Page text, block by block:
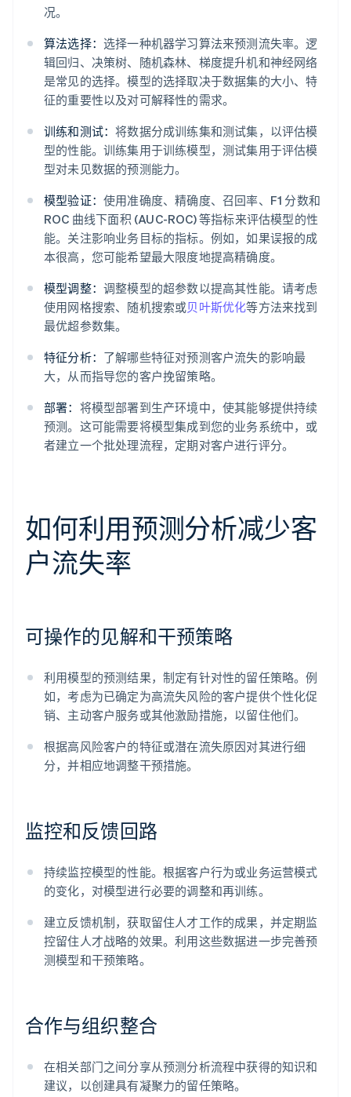
况。
算法选择： 选择一种机器学习算法来预测流失率。逻
辑回归、决策树、随机森林、梯度提升机和神经网络
是常见的选择。模型的选择取决于数据集的大小、特
征的重要性以及对可解释性的需求。
训练和测试：将数据分成训练集和测试集，以评估模
型的性能。训练集用于训练模型，测试集用于评估模
型对未见数据的预测能力。
模型验证： 使用准确度、精确度、召回率、F1 分数和
ROC 曲线下面积 (AUC-ROC) 等指标来评估模型的性
能。关注影响业务目标的指标。例如，如果误报的成
本很高，您可能希望最大限度地提高精确度。
模型调整： 调整模型的超参数以提高其性能。请考虑
使用网格搜索、随机搜索或贝叶斯优化等方法来找到
最优超参数集。
特征分析： 了解哪些特征对预测客户流失的影响最
大，从而指导您的客户挽留策略。
部署： 将模型部署到生产环境中，使其能够提供持续
预测。这可能需要将模型集成到您的业务系统中，或
者建立一个批处理流程，定期对客户进行评分。
如何利用预测分析减少客
户流失率
可操作的见解和干预策略
利用模型的预测结果，制定有针对性的留任策略。例
如，考虑为已确定为高流失风险的客户提供个性化促
销、主动客户服务或其他激励措施，以留住他们。
根据高风险客户的特征或潜在流失原因对其进行细
分，并相应地调整干预措施。
监控和反馈回路
持续监控模型的性能。根据客户行为或业务运营模式
的变化，对模型进行必要的调整和再训练。
建立反馈机制，获取留住人才工作的成果，并定期监
控留住人才战略的效果。利用这些数据进一步完善预
测模型和干预策略。
合作与组织整合
在相关部门之间分享从预测分析流程中获得的知识和
建议，以创建具有凝聚力的留任策略。